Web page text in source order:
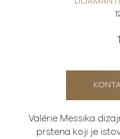
Valérie Messika
prstena koji je